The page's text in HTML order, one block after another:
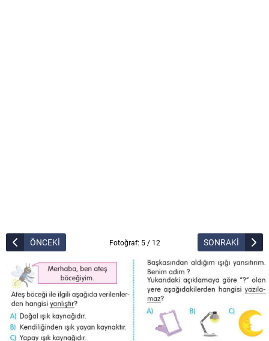
ÖNCEKİ Fotoğraf: 5 / 12 SONRAKİ